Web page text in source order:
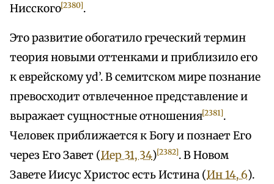
Нисского[2380].
Это развитие обогатило греческий термин
теория новыми оттенками и приблизило его
к еврейскому yd’. В семитском мире познание
превосходит отвлеченное представление и
выражает сущностные отношения[2381].
Человек приближается к Богу и познает Его
через Его Завет (Иер 31, 34)[2382]. В Новом
Завете Иисус Христос есть Истина (Ин 14, 6).